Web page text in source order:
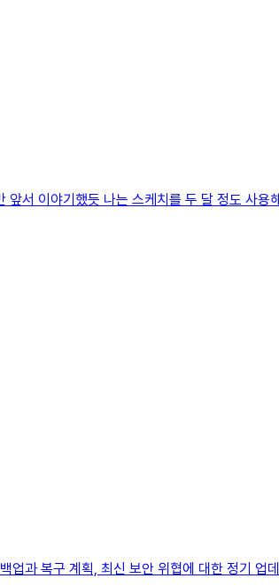
서 이야기했듯 나는 스케치를 두 달 정도 사
과 복구 계획, 최신 보안 위협에 대한 정기